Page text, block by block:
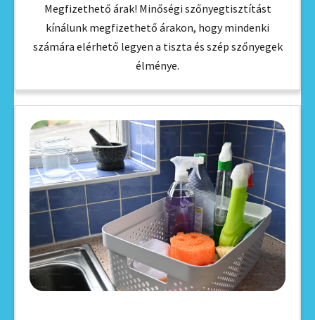
Megfizethető árak! Minőségi szőnyegtisztítást
kínálunk megfizethető árakon, hogy mindenki
számára elérhető legyen a tiszta és szép szőnyegek
élménye.